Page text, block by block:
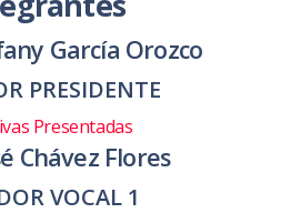
García Orozco
PRESIDENTE
Presentadas
Chávez Flores
VOCAL 1